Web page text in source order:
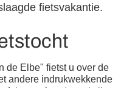
fietsvakantie.
de Elbe" fietst u over de
andere indrukwekkende